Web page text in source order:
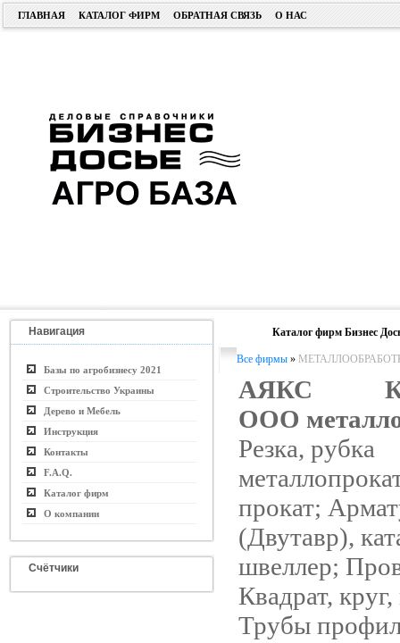
ГЛАВНАЯ КАТАЛОГ ФИРМ ОБРАТНАЯ СВЯЗЬ О НАС
Навигация
Базы по агробизнесу 2021
Строительство Украины
Дерево и Мебель
Инструкция
Контакты
F.A.Q.
Каталог фирм
О компании
Счётчики
Каталог фирм Бизнес
Все фирмы »
АЯКС
ООО
Резка, рубка
прокат;
(Двутавр),
швеллер;
Квадрат,
Трубы